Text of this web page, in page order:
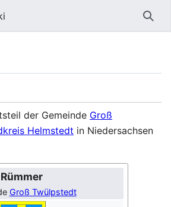
der Gemeinde Groß
Helmstedt in Niedersachsen
Rümmer
Groß Twülpstedt